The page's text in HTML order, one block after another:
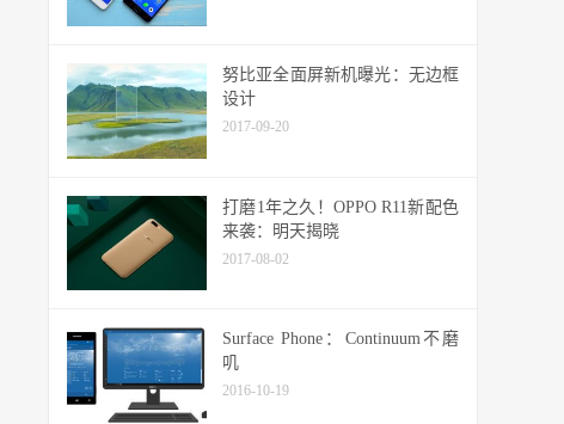
努比亚全面屏新机曝光：无边框
设计
2017-09-20
打磨1年之久！OPPO R11新配色
来袭：明天揭晓
2017-08-02
Surface Phone：Continuum不磨
叽
2016-10-19